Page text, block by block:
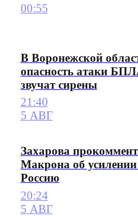
00:55
В Воронежской
опасность атаки
звучат сирены
21:40
5 АВГ
Захарова
Макрона об
Россию
20:24
5 АВГ